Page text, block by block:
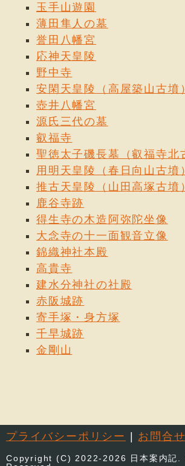
き、その左右兩側には兩界曼荼羅を
付けて居る。密敎道場として實に森
備して居る。
如意輪觀音坐像
年勘錄の當寺緣起資財帳所載のもの
色、高さ三尺五寸九分、六臂半跏の
一手を以て頬をさゝへ、思惟の相を
豐麗にして靈妙な表情が漂つて居る
雲形を透彫した金箔押の寶冠を戴き
釧を著けて居る。全體の作風は神護
などによく似たもので、本像に附屬
蓮瓣には極めて優美な繧繝彩色が殘
期に發達した密敎佛像中稀に見る優
海內無比の靈像である。左右の愛染
兩像は鐮倉末期の作で國寶である。
愛染明王像[國寶] 本堂の厨子內に安
木造、鐮倉時代末期の作で、後村上
傳へて居る。
四天王像[國寶] 本堂の須彌壇上に安
木造著色、多聞持國の二天、廣目增
觀音立像[國寶] 五體あり、本堂內陣
藏內の三觀音と共に八觀音像と稱し
玉手山遊園
薄田隼人の墓
誉田八幡宮
応神天皇陵
野中寺
安閑天皇陵（高屋築山古墳
壺井八幡宮
源氏三代の墓
叡福寺
聖徳太子磯長墓（叡福寺北
用明天皇陵（春日向山古墳
推古天皇陵（山田高塚古墳
鹿谷寺跡
得生寺の木造阿弥陀坐像
大念寺の十一面観音立像
錦織神社本殿
高貴寺
建水分神社の社殿
赤阪城跡
寄手塚・身方塚
千早城跡
金剛山
プライバシーポリシー | お問合せ
Copyright (C) 2022-2026 日本案内記.